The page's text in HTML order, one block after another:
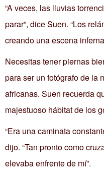
“A veces, las lluvias
parar”, dice Suen. “Los
creando una escena
Necesitas tener piernas
para ser un fotógrafo de la
africanas. Suen recuerda
majestuoso hábitat de los
“Era una caminata
dijo. “Tan pronto como
elevaba enfrente de mí”.